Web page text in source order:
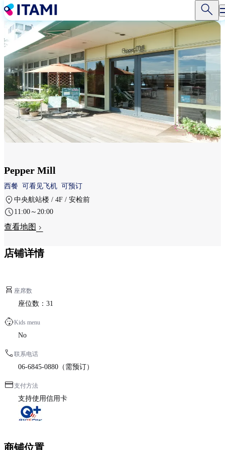
跳
转
到
主
要
内
容
Pepper Mill
西餐 可看见飞机 可预订
中央航站楼 / 4F / 安检前
11:00～20:00
查看地图
店铺详情
座席数
座位数：31
Kids menu
No
联系电话
06-6845-0880（需预订）
支付方法
支持使用信用卡
商铺位置